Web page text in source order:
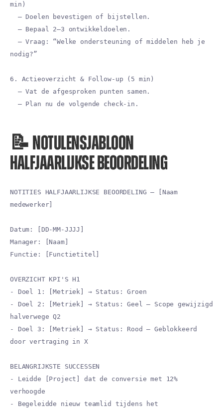
min)
– Doelen bevestigen of bijstellen.
– Bepaal 2–3 ontwikkeldoelen.
– Vraag: “Welke ondersteuning of middelen heb je
nodig?”
6. Actieoverzicht & Follow-up (5 min)
– Vat de afgesproken punten samen.
– Plan nu de volgende check-in.
📝 NOTULENSJABLOON
HALFJAARLIJKSE BEOORDELING
NOTITIES HALFJAARLIJKSE BEOORDELING – [Naam
medewerker]
Datum: [DD-MM-JJJJ]
Manager: [Naam]
Functie: [Functietitel]
OVERZICHT KPI'S H1
- Doel 1: [Metriek] → Status: Groen
- Doel 2: [Metriek] → Status: Geel – Scope gewijzigd
halverwege Q2
- Doel 3: [Metriek] → Status: Rood – Geblokkeerd
door vertraging in X
BELANGRIJKSTE SUCCESSEN
- Leidde [Project] dat de conversie met 12%
verhoogde
- Begeleidde nieuw teamlid tijdens het